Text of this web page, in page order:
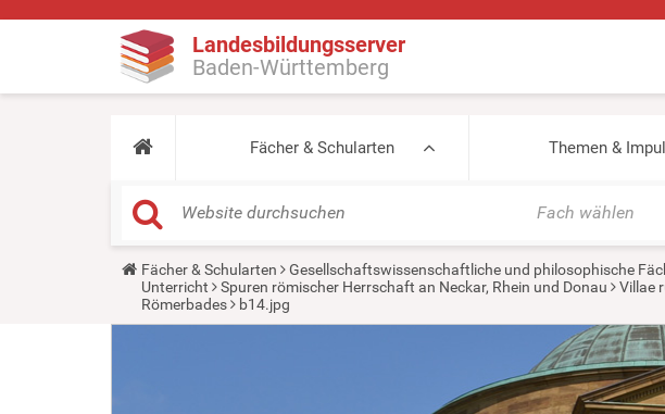
Landesbildungsserver
Baden-Württemberg
Fächer & Schularten Themen &
Fach wählen
Y
a
Fächer & Schularten Gesellschaftswissenschaftliche und philosophische
Unterricht
Spuren römischer Herrschaft an Neckar, Rhein und Donau Villae
Römerbades
b14.jpg